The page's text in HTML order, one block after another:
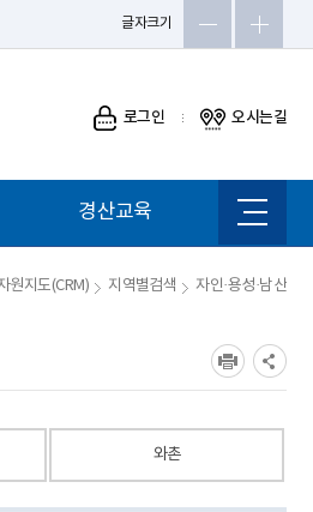
글자크기
로그인 오시는길
사이트
맵
경산교육
원지도(CRM) 지역별검색 자인·용성·남산
와촌